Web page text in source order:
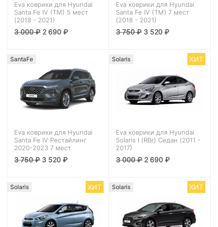
Eva коврики для Hyundai
Santa Fe IV (TM) 5 мест
(2018 - 2021)
3 000₽ 2 690₽
Eva коврики для Hyundai
Santa Fe IV (TM) 7 мест
(2018 - 2021)
3 750₽ 3 520₽
SantaFe
Eva коврики для Hyundai
Santa Fe IV Рестайлинг
2020-2023 7 мест
3 750₽ 3 520₽
Solaris ХИТ
Eva коврики для Hyundai
Solaris I (RBr) Седан (2011 -
2017)
3 000₽ 2 690₽
Solaris ХИТ Solaris ХИТ